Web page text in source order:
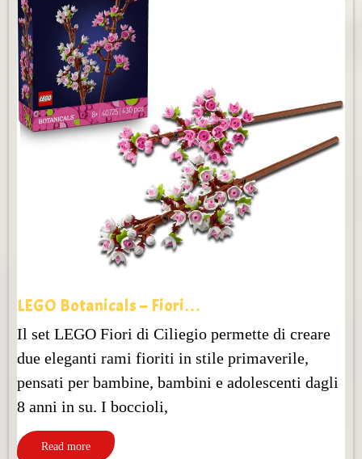
LEGO Botanicals – Fiori…
Il set LEGO Fiori di Ciliegio permette di creare
due eleganti rami fioriti in stile primaverile,
pensati per bambine, bambini e adolescenti dagli
8 anni in su. I boccioli,
Read more